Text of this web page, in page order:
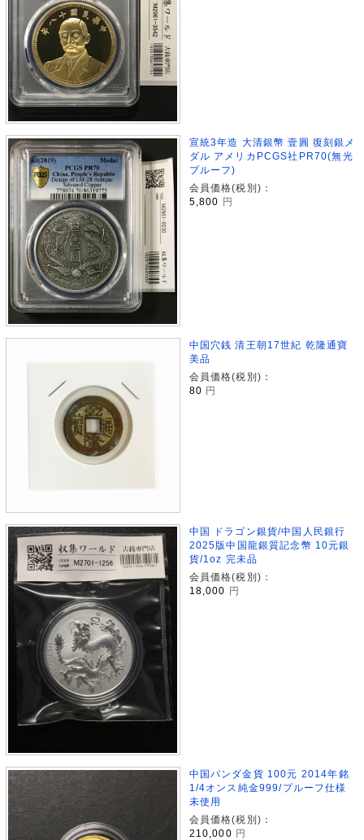
宣統3年造 大清銀幣 壹圓 復刻銀メ
ダル アメリカPCGS社PR70(無光
プルーフ)
会員価格(税別)：
5,800
円
中国穴銭 清王朝17世紀 乾隆通寶
美品
会員価格(税別)：
80 円
中国 ドラゴン銀貨/中国人民銀行
2025版中国龍銀質記念幣 10元銀
貨/1oz 完未品
会員価格(税別)：
18,000
円
中国パンダ金貨 100元 2014年銘
1/4オンス純金999/プルーフ仕様
未使用
会員価格(税別)：
210,000 円